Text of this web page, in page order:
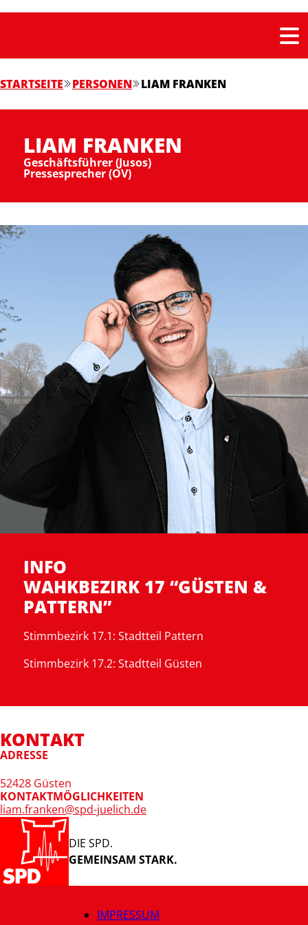
STARTSEITE PERSONEN LIAM FRANKEN
LIAM FRANKEN
Geschäftsführer (Jusos)
Pressesprecher (OV)
INFO
WAHKBEZIRK 17 “GÜSTEN &
PATTERN”
Stimmbezirk 17.1: Stadtteil Pattern
Stimmbezirk 17.2: Stadtteil Güsten
KONTAKT
ADRESSE
52428 Güsten
KONTAKTMÖGLICHKEITEN
liam.franken@spd-juelich.de
DIE SPD.
GEMEINSAM STARK.
IMPRESSUM